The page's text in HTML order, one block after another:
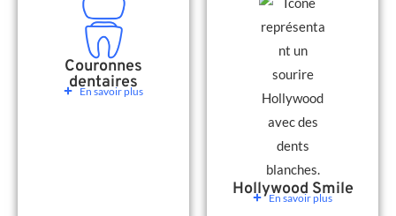
Couronnes
dentaires
En savoir plus
Hollywood Smile
En savoir plus